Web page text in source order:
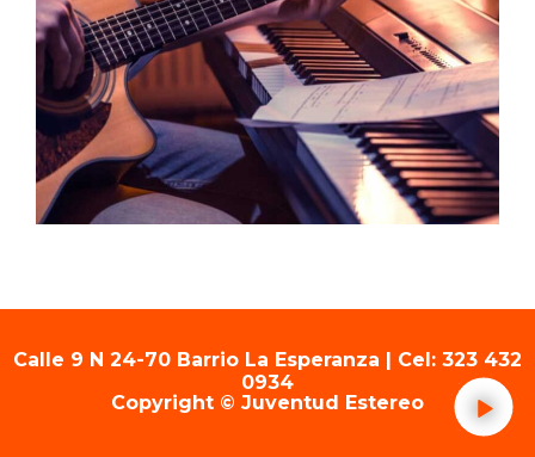
Calle 9 N 24-70 Barrio La Esperanza | Cel: 323 432
0934
Copyright © Juventud Estereo